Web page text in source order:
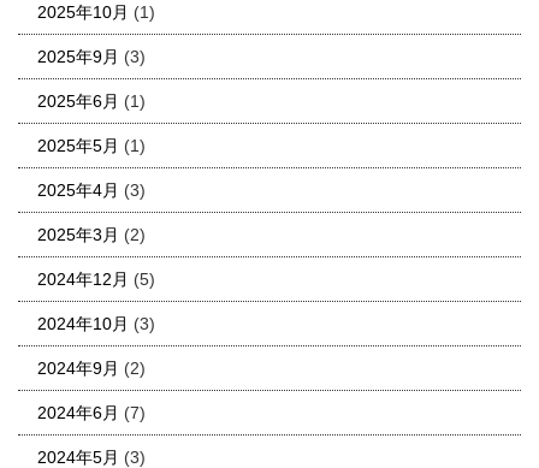
2025年10月 (1)
2025年9月 (3)
2025年6月 (1)
2025年5月 (1)
2025年4月 (3)
2025年3月 (2)
2024年12月 (5)
2024年10月 (3)
2024年9月 (2)
2024年6月 (7)
2024年5月 (3)